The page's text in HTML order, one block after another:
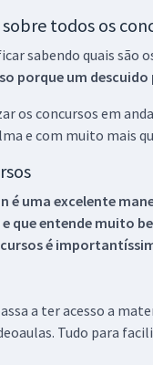
todos os
sabendo quais são
porque um
os concursos em
e com muito mais
é uma excelente
que entende muito
é
a ter acesso a
Tudo para